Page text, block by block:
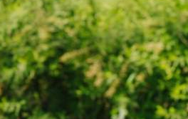
Контакты